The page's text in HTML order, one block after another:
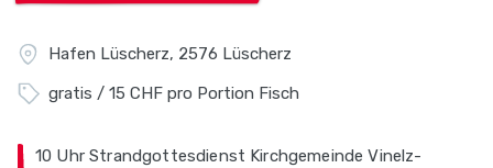
Hafen Lüscherz, 2576 Lüscherz
gratis / 15 CHF pro Portion Fisch
10 Uhr Strandgottesdienst Kirchgemeinde Vinelz-